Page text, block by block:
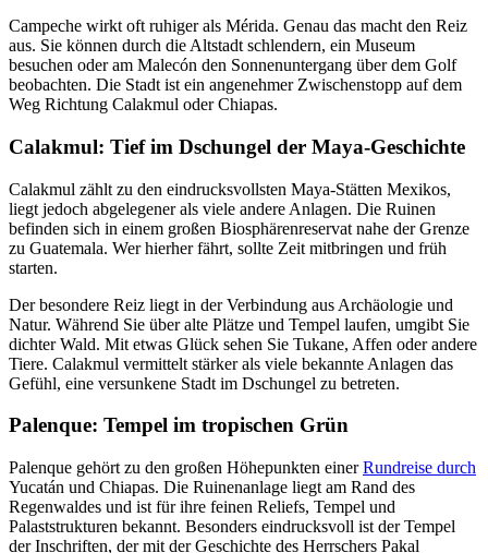
Campeche wirkt oft ruhiger als Mérida. Genau das macht den Reiz
aus. Sie können durch die Altstadt schlendern, ein Museum
besuchen oder am Malecón den Sonnenuntergang über dem Golf
beobachten. Die Stadt ist ein angenehmer Zwischenstopp auf dem
Weg Richtung Calakmul oder Chiapas.
Calakmul: Tief im Dschungel der Maya-Geschichte
Calakmul zählt zu den eindrucksvollsten Maya-Stätten Mexikos,
liegt jedoch abgelegener als viele andere Anlagen. Die Ruinen
befinden sich in einem großen Biosphärenreservat nahe der Grenze
zu Guatemala. Wer hierher fährt, sollte Zeit mitbringen und früh
starten.
Der besondere Reiz liegt in der Verbindung aus Archäologie und
Natur. Während Sie über alte Plätze und Tempel laufen, umgibt Sie
dichter Wald. Mit etwas Glück sehen Sie Tukane, Affen oder andere
Tiere. Calakmul vermittelt stärker als viele bekannte Anlagen das
Gefühl, eine versunkene Stadt im Dschungel zu betreten.
Palenque: Tempel im tropischen Grün
Palenque gehört zu den großen Höhepunkten einerRundreise durch
Yucatán und Chiapas. Die Ruinenanlage liegt am Rand des
Regenwaldes und ist für ihre feinen Reliefs, Tempel und
Palaststrukturen bekannt. Besonders eindrucksvoll ist der Tempel
der Inschriften, der mit der Geschichte des Herrschers Pakal